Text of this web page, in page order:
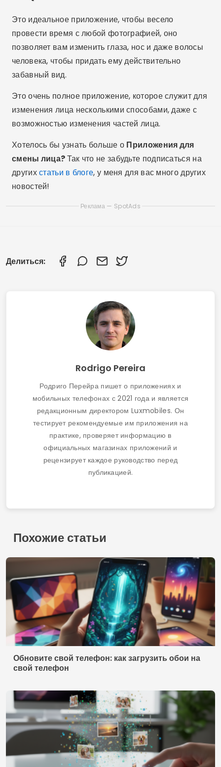
Это идеальное приложение, чтобы весело
провести время с любой фотографией, оно
позволяет вам изменить глаза, нос и даже волосы
человека, чтобы придать ему действительно
забавный вид.
Это очень полное приложение, которое служит для
изменения лица несколькими способами, даже с
возможностью изменения частей лица.
Хотелось бы узнать больше о Приложения для
смены лица?Так что не забудьте подписаться на
другихстатьи в блоге, у меня для вас много других
новостей!
Реклама — SpotAds
Делиться:
Rodrigo Pereira
Родриго Перейра пишет о приложениях и
мобильных телефонах с 2021 года и является
редакционным директором Luxmobiles. Он
тестирует рекомендуемые им приложения на
практике, проверяет информацию в
официальных магазинах приложений и
рецензирует каждое руководство перед
публикацией.
Похожие статьи
Обновите свой телефон: как загрузить обои на
свой телефон